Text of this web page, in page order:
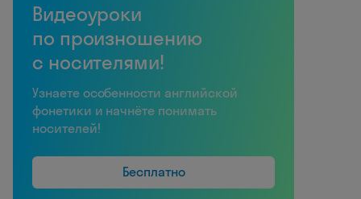
Видеоуроки
по произношению
с носителями!
Узнаете особенности английской
фонетики и начнёте понимать
носителей!
Бесплатно